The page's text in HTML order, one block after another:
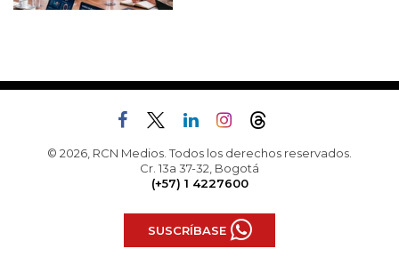
© 2026, RCN Medios. Todos los derechos reservados.
Cr. 13a 37-32, Bogotá
(+57) 1 4227600
SUSCRÍBASE